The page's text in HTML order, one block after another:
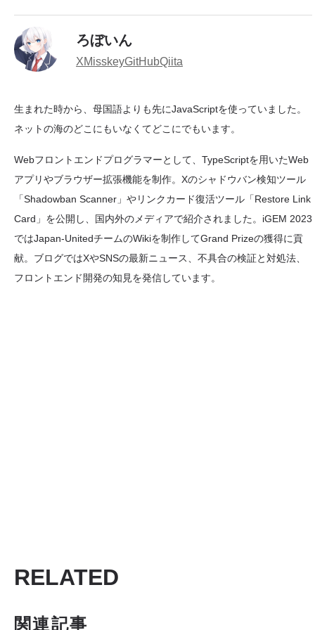
ろぼいん
XMisskeyGitHubQiita
生まれた時から、母国語よりも先にJavaScriptを使っていました。
ネットの海のどこにもいなくてどこにでもいます。
Webフロントエンドプログラマーとして、TypeScriptを用いたWeb
アプリやブラウザー拡張機能を制作。Xのシャドウバン検知ツール
「Shadowban Scanner」やリンクカード復活ツール「Restore Link
Card」を公開し、国内外のメディアで紹介されました。iGEM 2023
ではJapan-UnitedチームのWikiを制作してGrand Prizeの獲得に貢
献。ブログではXやSNSの最新ニュース、不具合の検証と対処法、
フロントエンド開発の知見を発信しています。
RELATED
関連記事